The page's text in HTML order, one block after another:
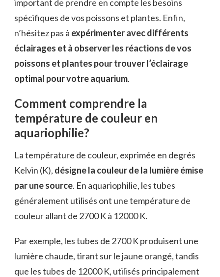
important de prendre en compte les besoins
spécifiques de vos poissons et plantes. Enfin,
n’hésitez pas à expérimenter avec différents
éclairages et à observer les réactions de vos
poissons et plantes pour trouver l’éclairage
optimal pour votre aquarium.
Comment comprendre la
température de couleur en
aquariophilie?
La température de couleur, exprimée en degrés
Kelvin (K), désigne la couleur de la lumière émise
par une source. En aquariophilie, les tubes
généralement utilisés ont une température de
couleur allant de 2700 K à 12000 K.
Par exemple, les tubes de 2700 K produisent une
lumière chaude, tirant sur le jaune orangé, tandis
que les tubes de 12000 K, utilisés principalement